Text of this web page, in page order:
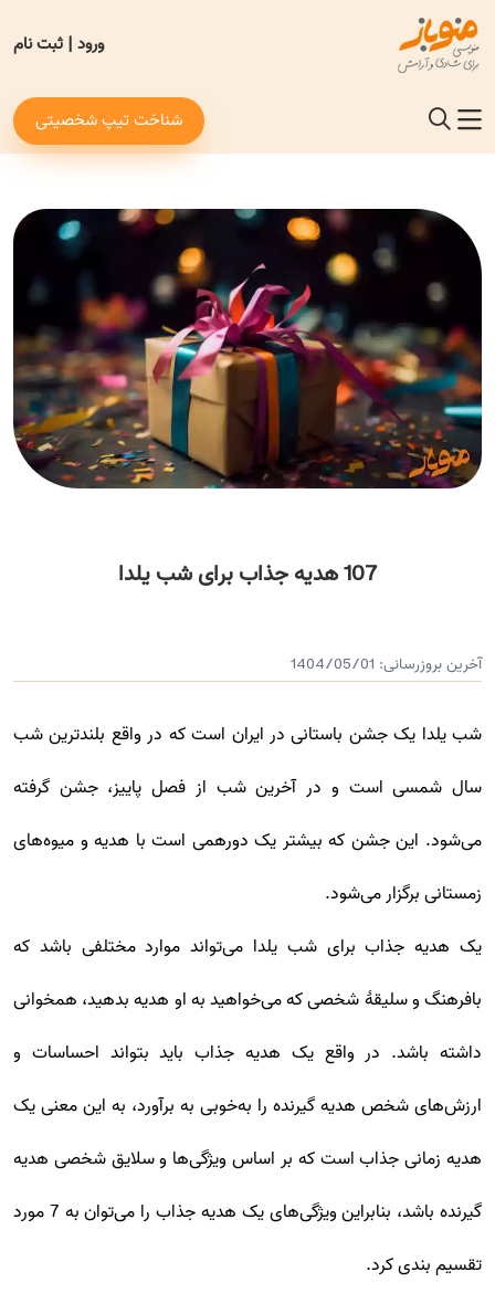
ورود| ثبت نام
شناخت تیپ شخصیتی
107 هدیه جذاب برای شب یلدا
آخرین بروزرسانی: 1404/05/01
شب یلدا یک جشن باستانی در ایران است که در واقع بلندترین شب
سال شمسی است و در آخرین شب از فصل پاییز، جشن گرفته
می‌شود. این جشن که بیشتر یک دورهمی است با هدیه و میوه‌های
زمستانی برگزار می‌شود.
یک هدیه جذاب برای شب یلدا می‌تواند موارد مختلفی باشد که
بافرهنگ و سلیقهٔ شخصی که می‌خواهید به او هدیه بدهید، همخوانی
داشته باشد. در واقع یک هدیه جذاب باید بتواند احساسات و
ارزش‌های شخص هدیه گیرنده را به‌خوبی به برآورد، به این معنی یک
هدیه زمانی جذاب است که بر اساس ویژگی‌ها و سلایق شخصی هدیه
گیرنده باشد، بنابراین ویژگی‌های یک هدیه جذاب را می‌توان به 7 مورد
تقسیم بندی کرد.